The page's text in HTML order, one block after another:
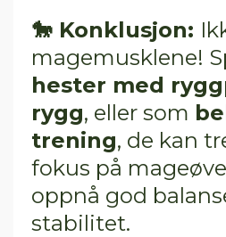
🐎 Konklusjon:
magemusklene!
hester med
rygg, eller som
trening, de kan
fokus på
oppnå god
stabilitet.